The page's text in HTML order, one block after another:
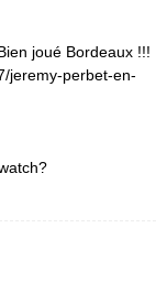
joué Bordeaux !!!
jeremy-perbet-en-